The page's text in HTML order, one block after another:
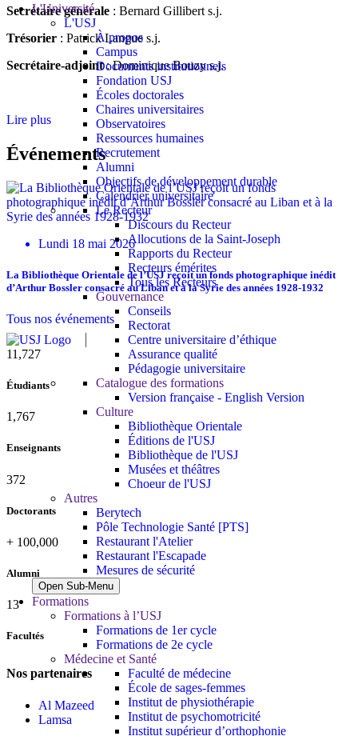
L'Université
L'USJ
À propos
Campus
Documents institutionnels
Fondation USJ
Écoles doctorales
Chaires universitaires
Observatoires
Ressources humaines
Recrutement
Alumni
Objectifs de développement durable
Calendrier universitaire
Le Recteur
Discours du Recteur
Allocutions de la Saint-Joseph
Rapports du Recteur
Recteurs émérites
Tous les Recteurs
Gouvernance
Conseils
Rectorat
Centre universitaire d’éthique
Assurance qualité
Pédagogie universitaire
Catalogue des formations
Version française - English Version
Culture
Bibliothèque Orientale
Éditions de l'USJ
Bibliothèque de l'USJ
Musées et théâtres
Choeur de l'USJ
Autres
Berytech
Pôle Technologie Santé [PTS]
Restaurant l'Atelier
Restaurant l'Escapade
Mesures de sécurité
Open Sub-Menu
Formations
Formations à l’USJ
Formations de 1er cycle
Formations de 2e cycle
Médecine et Santé
Faculté de médecine
École de sages-femmes
Institut de physiothérapie
Institut de psychomotricité
Institut supérieur d’orthophonie
Secrétaire générale : Bernard Gillibert s.j.
Trésorier : Patrick Langue s.j.
Secrétaire-adjoint: Dominique Bouzy s.j.
Lire plus
Événements
Lundi 18 mai 2026
La Bibliothèque Orientale de l’USJ reçoit un fonds photographique inédit
d’Arthur Bossler consacré au Liban et à la Syrie des années 1928-1932
Tous nos événements
11,727
Étudiants
1,881
Enseignants
396
Doctorants
+ 100,000
Alumni
13
Facultés
Nos partenaires
Al Mazeed
Lamsa